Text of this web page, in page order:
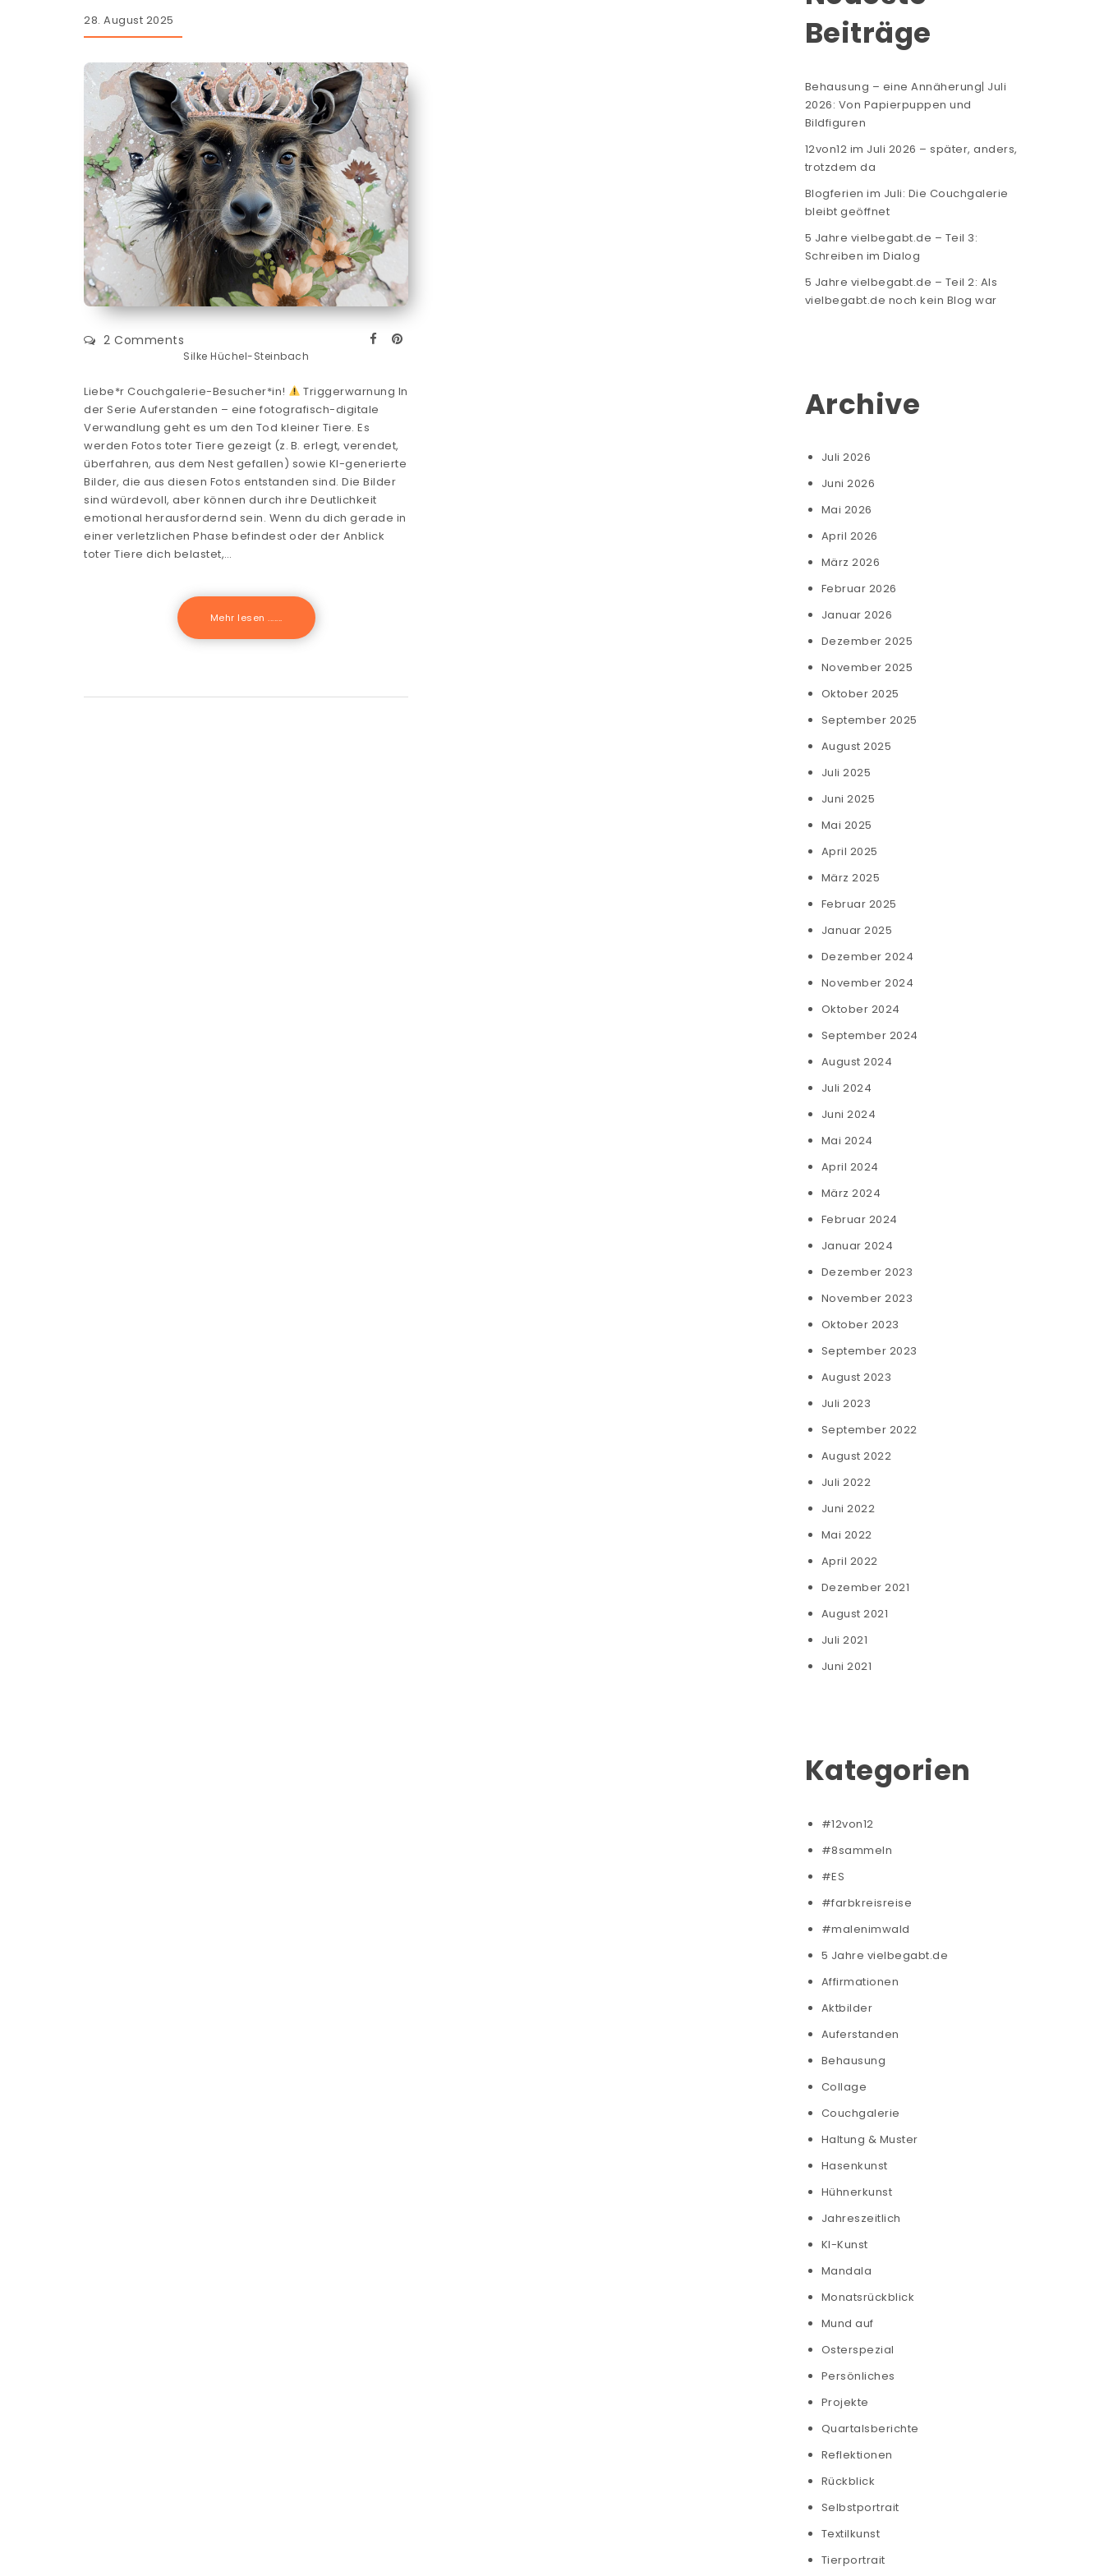
28. August 2025
Silke Hüchel-Steinbach
2 Comments
Liebe*r Couchgalerie-Besucher*in!
Triggerwarnung In
der Serie Auferstanden – eine fotografisch-digitale
Verwandlung geht es um den Tod kleiner Tiere. Es
werden Fotos toter Tiere gezeigt (z. B. erlegt, verendet,
überfahren, aus dem Nest gefallen) sowie KI-generierte
Bilder, die aus diesen Fotos entstanden sind. Die Bilder
sind würdevoll, aber können durch ihre Deutlichkeit
emotional herausfordernd sein. Wenn du dich gerade in
einer verletzlichen Phase befindest oder der Anblick
toter Tiere dich belastet,…
Mehr lesen .......
Beiträge
Behausung – eine Annäherung| Juli
2026: Von Papierpuppen und
Bildfiguren
12von12 im Juli 2026 – später, anders,
trotzdem da
Blogferien im Juli: Die Couchgalerie
bleibt geöffnet
5 Jahre vielbegabt.de – Teil 3:
Schreiben im Dialog
5 Jahre vielbegabt.de – Teil 2: Als
vielbegabt.de noch kein Blog war
Archive
Juli 2026
Juni 2026
Mai 2026
April 2026
März 2026
Februar 2026
Januar 2026
Dezember 2025
November 2025
Oktober 2025
September 2025
August 2025
Juli 2025
Juni 2025
Mai 2025
April 2025
März 2025
Februar 2025
Januar 2025
Dezember 2024
November 2024
Oktober 2024
September 2024
August 2024
Juli 2024
Juni 2024
Mai 2024
April 2024
März 2024
Februar 2024
Januar 2024
Dezember 2023
November 2023
Oktober 2023
September 2023
August 2023
Juli 2023
September 2022
August 2022
Juli 2022
Juni 2022
Mai 2022
April 2022
Dezember 2021
August 2021
Juli 2021
Juni 2021
Kategorien
#12von12
#8sammeln
#ES
#farbkreisreise
#malenimwald
5 Jahre vielbegabt.de
Affirmationen
Aktbilder
Auferstanden
Behausung
Collage
Couchgalerie
Haltung & Muster
Hasenkunst
Hühnerkunst
Jahreszeitlich
KI-Kunst
Mandala
Monatsrückblick
Mund auf
Osterspezial
Persönliches
Projekte
Quartalsberichte
Reflektionen
Rückblick
Selbstportrait
Textilkunst
Tierportrait